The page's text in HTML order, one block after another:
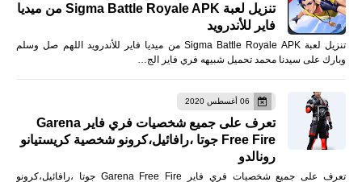
تنزيل لعبة Sigma Battle Royale APK من ميديا
فاير للأندرويد
تنزيل لعبة Sigma Battle Royale APK من ميديا فاير للأندرويد اللهم صل وسلم
وبارك على سيدنا محمد تحميل شبيهه فري فاير الج…
06 أغسطس 2020
تعرف على جميع شخصيات فري فاير Garena
Free Fire جوتا ،رافائيل،كرونو شخصية كريستيانو
رونالدو
تعرف على جميع شخصيات فري فاير Garena Free Fire جوتا ،رافائيل،كرونو